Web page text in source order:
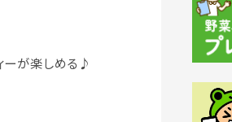
ーが楽しめる♪